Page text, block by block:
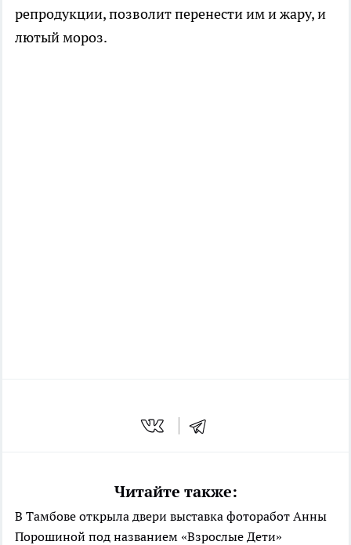
репродукции, позволит перенести им и жару, и
лютый мороз.
Читайте также:
В Тамбове открыла двери выставка фоторабот Анны
Порошиной под названием «Взрослые Дети»